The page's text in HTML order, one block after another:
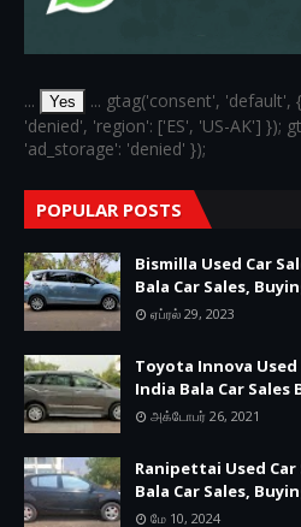
... Yes
... gtag('consent', 'default',
'denied', 'region': ['ES', 'US-AK'] });
'ad_storage': 'denied' });
POPULAR POSTS
Bismilla Used Car
Bala Car Sales,
ஏப்ரல் 29, 2023
Toyota Innova Used
India Bala Car Sales
அக்டோபர் 26, 2021
Ranipettai Used Car
Bala Car Sales,
மே 10, 2024